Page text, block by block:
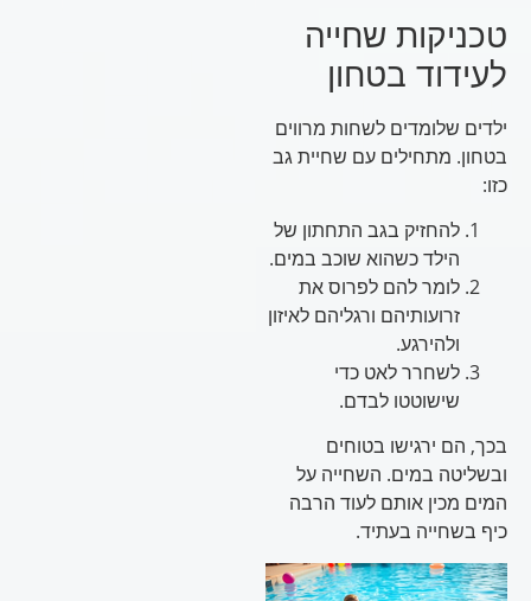
טכניקות שחייה
לעידוד בטחון
ילדים שלומדים לשחות מרווים
בטחון. מתחילים עם שחיית גב
כזו:
להחזיק בגב התחתון של
הילד כשהוא שוכב במים.
לומר להם לפרוס את
זרועותיהם ורגליהם לאיזון
ולהירגע.
לשחרר לאט כדי
שישוטטו לבדם.
בכך, הם ירגישו בטוחים
ובשליטה במים. השחייה על
המים מכין אותם לעוד הרבה
כיף בשחייה בעתיד.